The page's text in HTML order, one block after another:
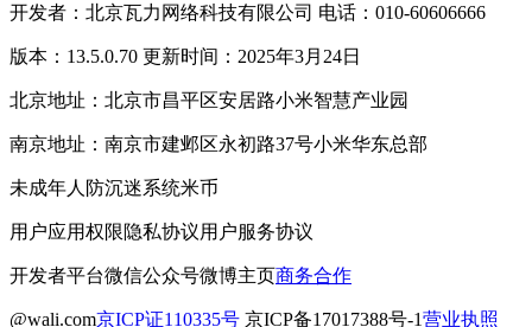
开发者：北京瓦力网络科技有限公司 电话：010-60606666
版本：13.5.0.70 更新时间：2025年3月24日
北京地址：北京市昌平区安居路小米智慧产业园
南京地址：南京市建邺区永初路37号小米华东总部
未成年人防沉迷系统米币
用户应用权限隐私协议用户服务协议
开发者平台微信公众号微博主页商务合作
@wali.com京ICP证110335号 京ICP备17017388号-1营业执照